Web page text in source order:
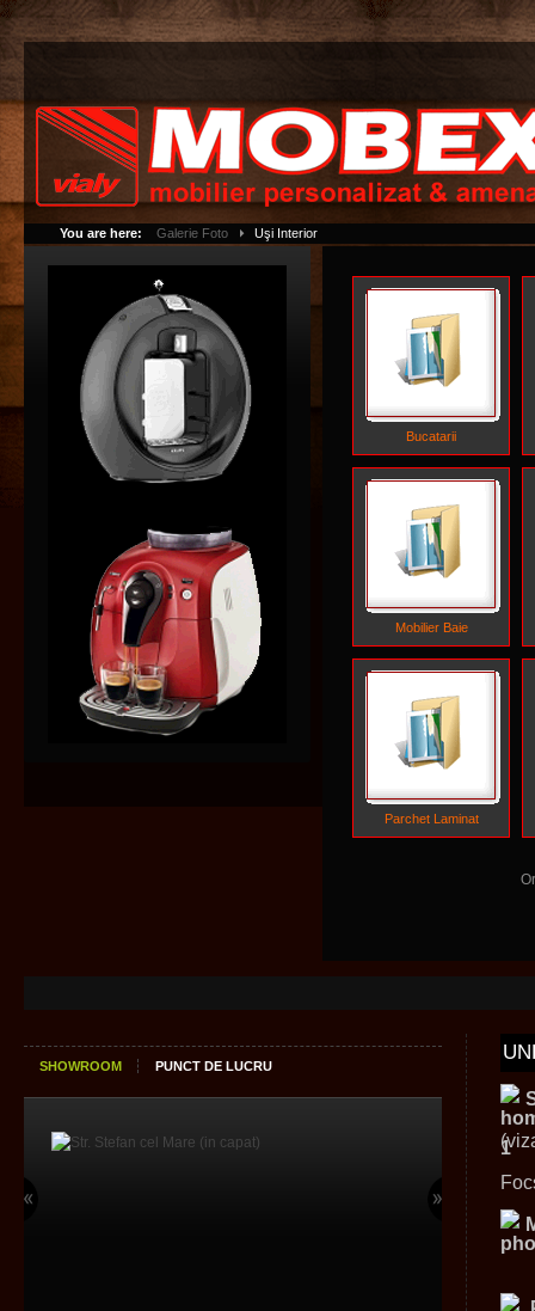
You are here: Galerie Foto Uşi Interior
Bucatarii
Mobilier Baie
Parchet Laminat
SHOWROOM PUNCT DE LUCRU